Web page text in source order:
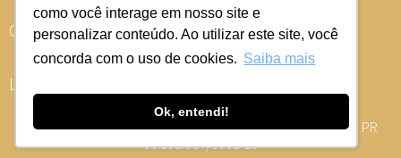
como você interage em nosso site e
personalizar conteúdo. Ao utilizar este site, você
concorda com o uso de cookies. Saiba mais
Ok, entendi!
ONDE COMPRAR
LOJISTA
Av. Ponta Grossa, 2087 - PARQUE INDUSTRIAL 1, Califórnia - PR
06.151.384/0001-20